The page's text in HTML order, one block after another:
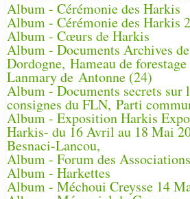
Album - Cérémonie des Harkis
Album - Cérémonie des Harkis
Album - Cœurs de Harkis
Album - Documents Archives
Dordogne, Hameau de
Lanmary de Antonne (24)
Album - Documents secrets sur
consignes du FLN, Parti
Album - Exposition Harkis
Harkis- du 16 Avril au 18 Mai
Besnaci-Lancou,
Album - Forum des
Album - Harkettes
Album - Méchoui Creysse 14